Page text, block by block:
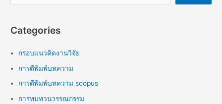
Categories
กรอบแนวคิดงานวิจัย
การตีพิมพ์บทความ
การตีพิมพ์บทความ scopus
การทบทวนวรรณกรรม